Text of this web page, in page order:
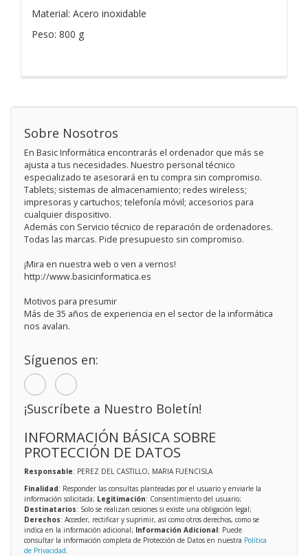
Material: Acero inoxidable
Peso: 800 g
Sobre Nosotros
En Basic Informática encontrarás el ordenador que más se
ajusta a tus necesidades. Nuestro personal técnico
especializado te asesorará en tu compra sin compromiso.
Tablets; sistemas de almacenamiento; redes wireless;
impresoras y cartuchos; telefonía móvil; accesorios para
cualquier dispositivo.
Además con Servicio técnico de reparación de ordenadores.
Todas las marcas. Pide presupuesto sin compromiso.
¡Mira en nuestra web o ven a vernos!
http://www.basicinformatica.es
Motivos para presumir
Más de 35 años de experiencia en el sector de la informática
nos avalan.
Síguenos en:
¡Suscríbete a Nuestro Boletín!
INFORMACIÓN BÁSICA SOBRE
PROTECCIÓN DE DATOS
Responsable: PEREZ DEL CASTILLO, MARIA FUENCISLA
Finalidad: Responder las consultas planteadas por el usuario y enviarle la
información solicitada; Legitimación: Consentimiento del usuario;
Destinatarios: Solo se realizan cesiones si existe una obligación legal;
Derechos: Acceder, rectificar y suprimir, así como otros derechos, como se
indica en la información adicional; Información Adicional: Puede
consultar la información completa de Protección de Datos en nuestra Política
de Privacidad